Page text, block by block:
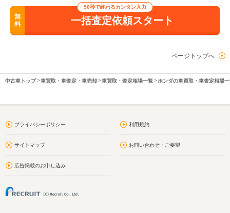
無
料
90秒で終わるカンタン入力
一括査定依頼スタート
ページトップへ
中古車トップ 車買取・車査定・車売却 車買取・査定相場一覧 ホンダの車買取・車査定相場
プライバシーポリシー 利用規約
サイトマップ お問い合わせ・ご要望
広告掲載のお申し込み